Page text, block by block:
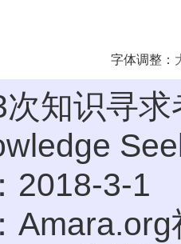
字体调整：
知识寻
2018-3-1